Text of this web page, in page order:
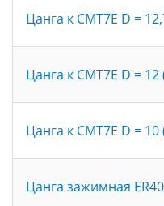
Цанга к CMT7E D =
Цанга к CMT7E D = 12
Цанга к CMT7E D = 10
Цанга зажимная